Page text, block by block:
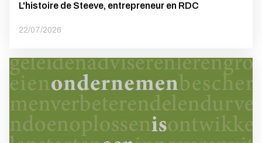
L'histoire de Steeve, entrepreneur en RDC
22/07/2026